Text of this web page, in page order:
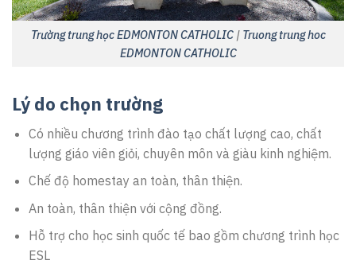
Trường trung học EDMONTON CATHOLIC| Truong trung hoc
EDMONTON CATHOLIC
Lý do chọn trường
Có nhiều chương trình đào tạo chất lượng cao, chất
lượng giáo viên giỏi, chuyên môn và giàu kinh nghiệm.
Chế độ homestay an toàn, thân thiện.
An toàn, thân thiện với cộng đồng.
Hỗ trợ cho học sinh quốc tế bao gồm chương trình học
ESL